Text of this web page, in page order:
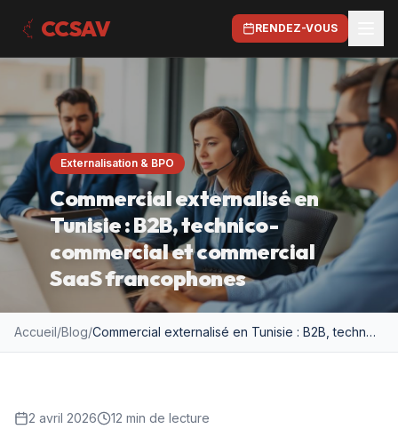
CCSAV RENDEZ-VOUS
Externalisation & BPO
Commercial externalisé en
Tunisie : B2B, technico-
commercial et commercial
SaaS francophones
Accueil/Blog/ Commercial externalisé en Tunisie : B2B, technico-commercial et commercial SaaS francophones
2 avril 2026 12 min de lecture